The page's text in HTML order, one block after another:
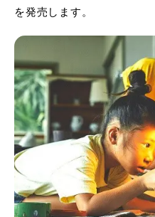
を発売します。